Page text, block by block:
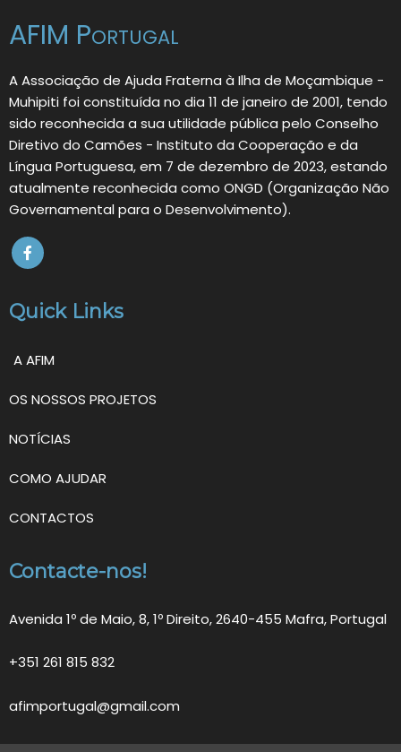
AFIM Portugal
A Associação de Ajuda Fraterna à Ilha de Moçambique -
Muhipiti foi constituída no dia 11 de janeiro de 2001, tendo
sido reconhecida a sua utilidade pública pelo Conselho
Diretivo do Camões - Instituto da Cooperação e da
Língua Portuguesa, em 7 de dezembro de 2023, estando
atualmente reconhecida como ONGD (Organização Não
Governamental para o Desenvolvimento).
Quick Links
A AFIM
OS NOSSOS PROJETOS
NOTÍCIAS
COMO AJUDAR
CONTACTOS
Contacte-nos!
Avenida 1º de Maio, 8, 1º Direito, 2640-455 Mafra, Portugal
+351 261 815 832
afimportugal@gmail.com